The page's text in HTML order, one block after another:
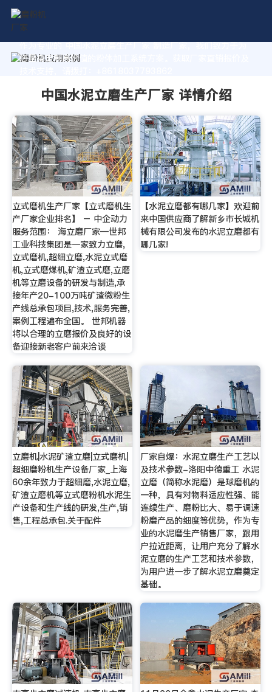
作为专业的 中国水泥立磨生产厂家 制造厂家，我们致力于为
您量身定制高价值的粉体加工系统方案。获取厂家直销报价及
中国水泥立磨生产厂家 详情介绍
立式磨机生产厂家【立式磨机生
产厂家企业排名】 – 中企动力
服务范围： 海立磨厂家—世邦
工业科技集团是一家致力立磨,
立式磨机,超细立磨,水泥立式磨
机,立式磨煤机,矿渣立式磨,立磨
机等立磨设备的研发与制造,承
接年产20-100万吨矿渣微粉生
产线总承包项目,技术,服务完善,
案例工程遍布全国。 世邦机器
将以合理的立磨报价及良好的设
备迎接新老客户前来洽谈
【水泥立磨都有哪几家】欢迎前
来中国供应商了解新乡市长城机
械有限公司发布的水泥立磨都有
哪几家!
立磨机|水泥矿渣立磨|立式磨机|
超细磨粉机生产设备厂家_上海
60余年致力于超细磨,水泥立磨,
矿渣立磨机等立式磨粉机水泥生
产设备和生产线的研发,生产,销
售,工程总承包.关于配件
厂家自爆：水泥立磨生产工艺以
及技术参数-洛阳中德重工 水泥
立磨（简称水泥磨）是球磨机的
一种，具有对物料适应性强、能
连续生产、磨粉比大、易于调速
粉磨产品的细度等优势，作为专
业的水泥磨生产销售厂家，跟用
户拉近距离，让用户充分了解水
泥立磨的生产工艺和技术参数，
为用户进一步了解水泥立磨奠定
基础。